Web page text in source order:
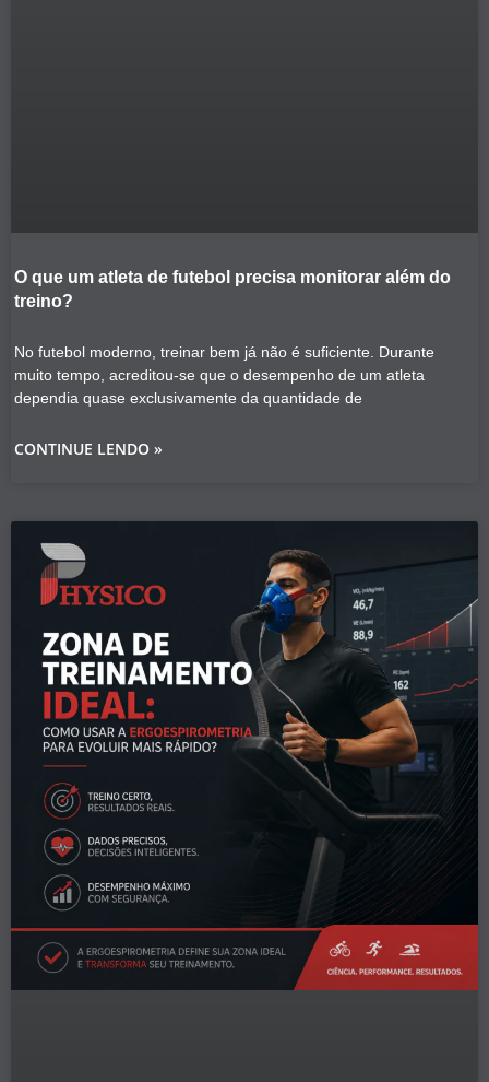
O que um atleta de futebol precisa monitorar além do
treino?
No futebol moderno, treinar bem já não é suficiente. Durante
muito tempo, acreditou-se que o desempenho de um atleta
dependia quase exclusivamente da quantidade de
CONTINUE LENDO »